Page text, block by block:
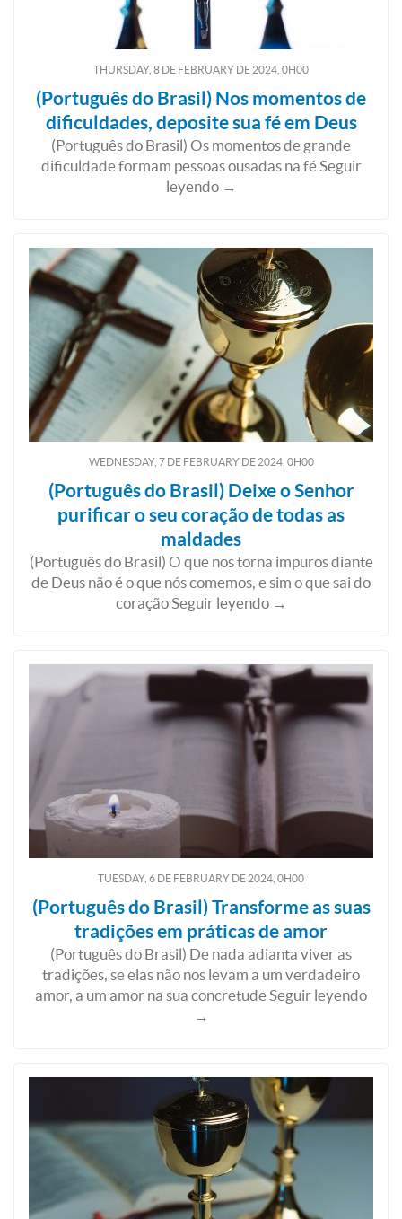
THURSDAY, 8 DE FEBRUARY DE 2024, 0H00
(Português do Brasil) Nos momentos de
dificuldades, deposite sua fé em Deus
(Português do Brasil) Os momentos de grande
dificuldade formam pessoas ousadas na fé Seguir
leyendo →
WEDNESDAY, 7DEFEBRUARYDE2024, 0H00
(Português do Brasil) Deixe o Senhor
purificar o seu coração de todas as
maldades
(Português do Brasil) O que nos torna impuros diante
de Deus não é o que nós comemos, e sim o que sai do
coração Seguir leyendo →
TUESDAY, 6 DE FEBRUARY DE 2024, 0H00
(Português do Brasil) Transforme as suas
tradições em práticas de amor
(Português do Brasil) De nada adianta viver as
tradições, se elas não nos levam a um verdadeiro
amor, a um amor na sua concretude Seguir leyendo
→